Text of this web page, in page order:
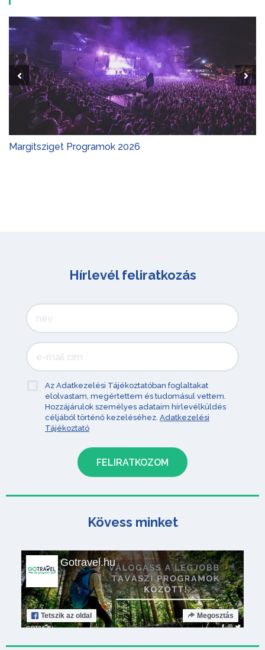
Margitsziget Programok 2026
Hírlevél feliratkozás
Az Adatkezelési Tájékoztatóban foglaltakat
elolvastam, megértettem és tudomásul vettem.
Hozzájárulok személyes adataim hírlevélküldés
céljából történő kezeléséhez. Adatkezelési
Tájékoztató
Kövess minket
Gotravel.hu
Tetszik az oldal Megosztás